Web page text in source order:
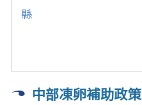
縣
中部凍卵補助政策